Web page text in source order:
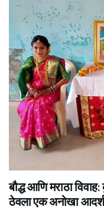
बौद्ध आणि मराठा
ठेवला एक अनोखा आदर्श